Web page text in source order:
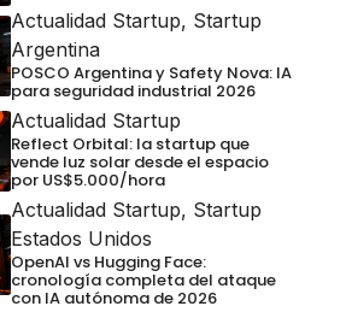
Actualidad Startup, Startup
Argentina
POSCO Argentina y Safety Nova: IA
para seguridad industrial 2026
Actualidad Startup
Reflect Orbital: la startup que
vende luz solar desde el espacio
por US$5.000/hora
Actualidad Startup, Startup
Estados Unidos
OpenAI vs Hugging Face:
cronología completa del ataque
con IA autónoma de 2026